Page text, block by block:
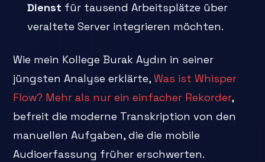
Dienst für tausend Arbeitsplätze über
veraltete Server integrieren möchten.
Wie mein Kollege Burak Aydın in seiner
jüngsten Analyse erklärte,Was ist Whisper
Flow? Mehr als nur ein einfacher Rekorder,
befreit die moderne Transkription von den
manuellen Aufgaben, die die mobile
Audioerfassung früher erschwerten.